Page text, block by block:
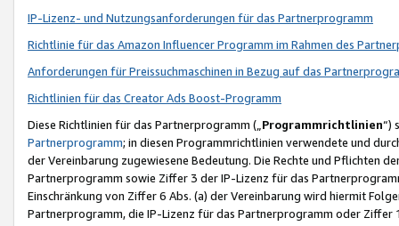
IP-Lizenz- und Nutzungsanforderungen für das Partnerprogramm
Richtlinie für das Amazon Influencer Programm im Rahmen des
Anforderungen für Preissuchmaschinen in Bezug auf das
Richtlinien für das Creator Ads Boost-Programm
Diese Richtlinien für das Partnerprogramm („Programmrichtlinien“)
Partnerprogramm; in diesen Programmrichtlinien verwendete und
der Vereinbarung zugewiesene Bedeutung. Die Rechte und Pflichten
Partnerprogramm sowie Ziffer 3 der IP-Lizenz für das
Einschränkung von Ziffer 6 Abs. (a) der Vereinbarung wird hiermit
Partnerprogramm, die IP-Lizenz für das Partnerprogramm oder